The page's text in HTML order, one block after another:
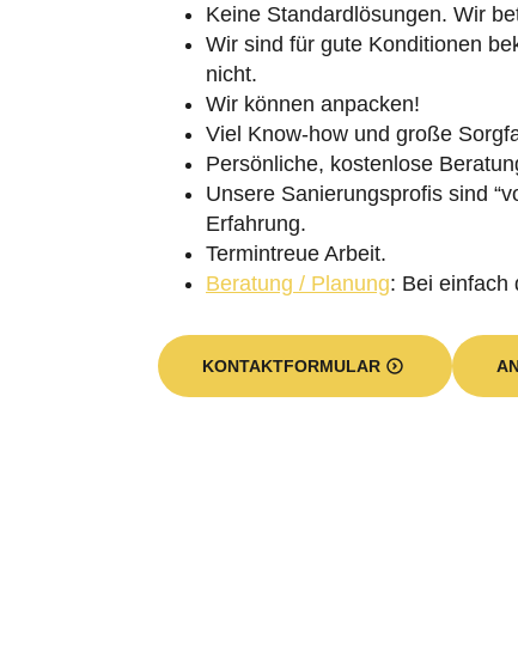
Keine Standardlösungen. Wir
Wir sind für gute Konditionen
nicht.
Wir können anpacken!
Viel Know-how und große
Persönliche, kostenlose
Unsere Sanierungsprofis sind
Erfahrung.
Termintreue Arbeit.
Beratung / Planung: Bei einfach
KONTAKTFORMULAR